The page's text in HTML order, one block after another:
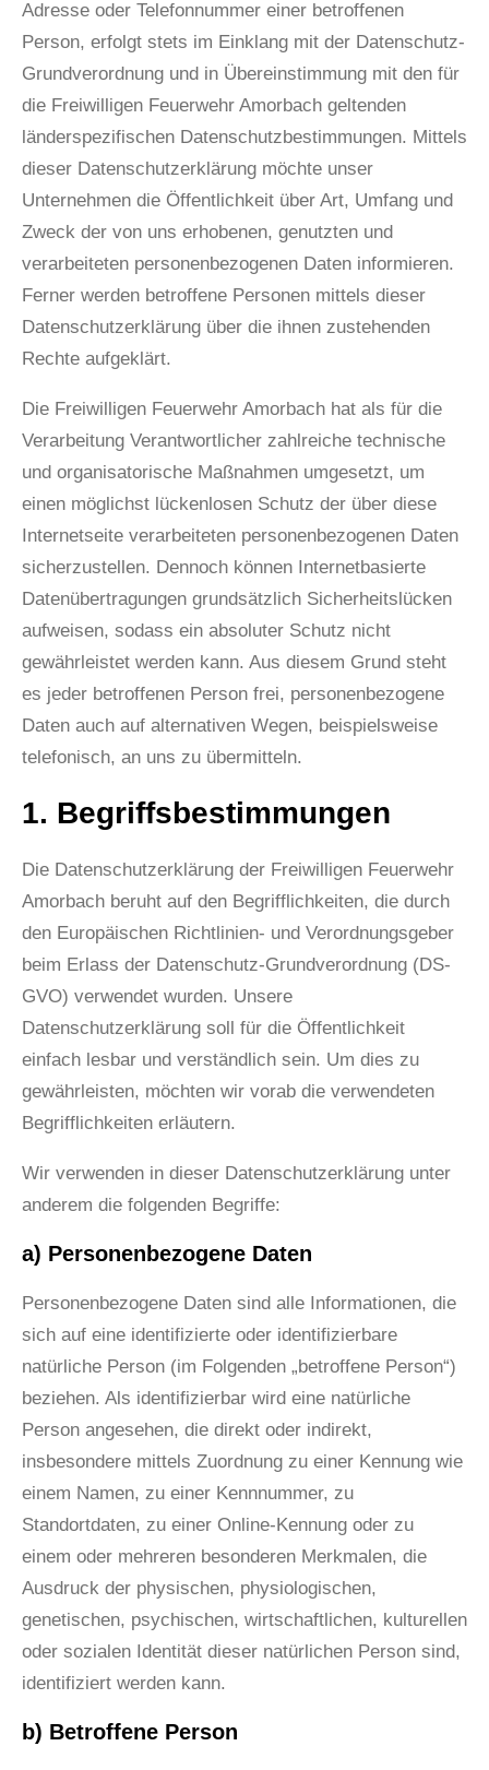
Adresse oder Telefonnummer einer betroffenen
Person, erfolgt stets im Einklang mit der Datenschutz-
Grundverordnung und in Übereinstimmung mit den für
die Freiwilligen Feuerwehr Amorbach geltenden
länderspezifischen Datenschutzbestimmungen. Mittels
dieser Datenschutzerklärung möchte unser
Unternehmen die Öffentlichkeit über Art, Umfang und
Zweck der von uns erhobenen, genutzten und
verarbeiteten personenbezogenen Daten informieren.
Ferner werden betroffene Personen mittels dieser
Datenschutzerklärung über die ihnen zustehenden
Rechte aufgeklärt.
Die Freiwilligen Feuerwehr Amorbach hat als für die
Verarbeitung Verantwortlicher zahlreiche technische
und organisatorische Maßnahmen umgesetzt, um
einen möglichst lückenlosen Schutz der über diese
Internetseite verarbeiteten personenbezogenen Daten
sicherzustellen. Dennoch können Internetbasierte
Datenübertragungen grundsätzlich Sicherheitslücken
aufweisen, sodass ein absoluter Schutz nicht
gewährleistet werden kann. Aus diesem Grund steht
es jeder betroffenen Person frei, personenbezogene
Daten auch auf alternativen Wegen, beispielsweise
telefonisch, an uns zu übermitteln.
1. Begriffsbestimmungen
Die Datenschutzerklärung der Freiwilligen Feuerwehr
Amorbach beruht auf den Begrifflichkeiten, die durch
den Europäischen Richtlinien- und Verordnungsgeber
beim Erlass der Datenschutz-Grundverordnung (DS-
GVO) verwendet wurden. Unsere
Datenschutzerklärung soll für die Öffentlichkeit
einfach lesbar und verständlich sein. Um dies zu
gewährleisten, möchten wir vorab die verwendeten
Begrifflichkeiten erläutern.
Wir verwenden in dieser Datenschutzerklärung unter
anderem die folgenden Begriffe:
a) Personenbezogene Daten
Personenbezogene Daten sind alle Informationen, die
sich auf eine identifizierte oder identifizierbare
natürliche Person (im Folgenden „betroffene Person“)
beziehen. Als identifizierbar wird eine natürliche
Person angesehen, die direkt oder indirekt,
insbesondere mittels Zuordnung zu einer Kennung wie
einem Namen, zu einer Kennnummer, zu
Standortdaten, zu einer Online-Kennung oder zu
einem oder mehreren besonderen Merkmalen, die
Ausdruck der physischen, physiologischen,
genetischen, psychischen, wirtschaftlichen, kulturellen
oder sozialen Identität dieser natürlichen Person sind,
identifiziert werden kann.
b) Betroffene Person